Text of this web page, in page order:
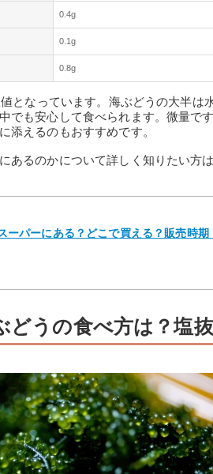
0.4g
0.1g
0.8g
値となっています。海ぶどうの大半は
でも安心して食べられます。微量で
添えるのもおすすめです。
あるのかについて詳しく知りたい方
ーパーにある？どこで買える？販売時期
どうの食べ方は？塩